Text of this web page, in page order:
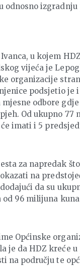
odnosno
u kojem
vijeća je
organizacije
podsjetio je
mjesne odbore
Od ukupno 77
imati i 5
za napredak
na
da su
od 96 milijuna
Općinske
je da HDZ kreće
na području te